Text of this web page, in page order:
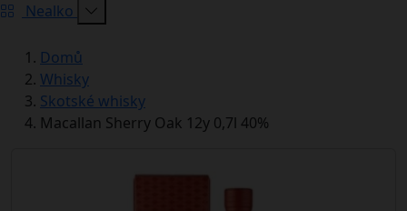
Nealko
Domů
Whisky
Skotské whisky
Macallan Sherry Oak 12y 0,7l 40%